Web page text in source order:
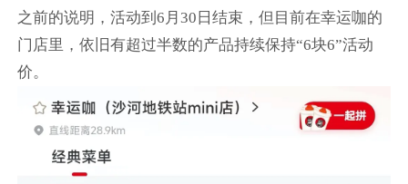
之前的说明，活动到6月30日结束，但目前在幸运咖的
门店里，依旧有超过半数的产品持续保持“6块6”活动
价。